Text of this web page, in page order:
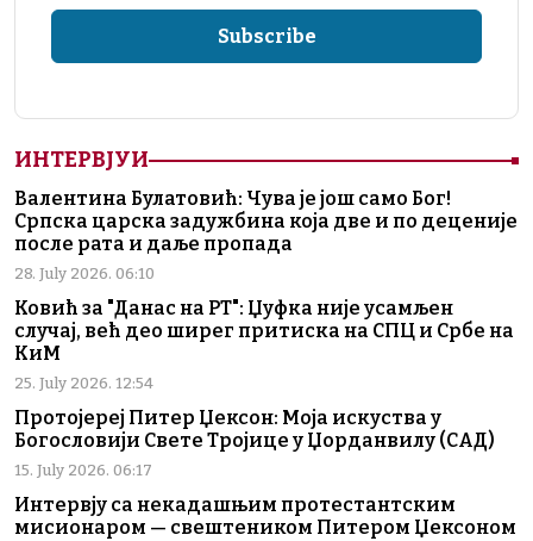
ИНТЕРВЈУИ
Валентина Булатовић: Чува је још само Бог!
Српска царска задужбина која две и по деценије
после рата и даље пропада
28. July 2026. 06:10
Ковић за "Данас на РТ": Џуфка није усамљен
случај, већ део ширег притиска на СПЦ и Србе на
КиМ
25. July 2026. 12:54
Протојереј Питер Џексон: Моја искуства у
Богословији Свете Тројице у Џорданвилу (САД)
15. July 2026. 06:17
Интервју са некадашњим протестантским
мисионаром — свештеником Питером Џексоном